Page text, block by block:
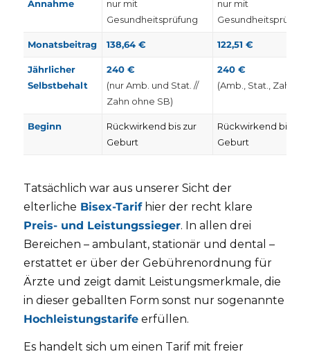
Annahme
nur mit
Gesundheitsprüfung
nur mit
Gesundheitsprüfung
Monatsbeitrag 138,64 € 122,51 €
Jährlicher
Selbstbehalt
240 €
(nur Amb. und Stat. //
Zahn ohne SB)
240 €
(Amb., Stat., Zahn)
Beginn
Rückwirkend bis zur
Geburt
Rückwirkend bis zur
Geburt
Tatsächlich war aus unserer Sicht der
elterliche Bisex-Tarifhier der recht klare
Preis- und Leistungssieger. In allen drei
Bereichen – ambulant, stationär und dental –
erstattet er über der Gebührenordnung für
Ärzte und zeigt damit Leistungsmerkmale, die
in dieser geballten Form sonst nur sogenannte
Hochleistungstarifeerfüllen.
Es handelt sich um einen Tarif mit freier